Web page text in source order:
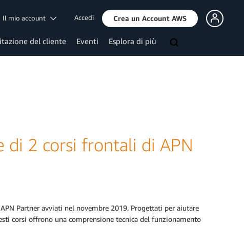
Il mio account Accedi Crea un Account AWS
del cliente Eventi Esplora di più
di 2 corsi frontali di APN
Partner avviati nel novembre 2019. Progettati per aiutare
corsi offrono una comprensione tecnica del funzionamento